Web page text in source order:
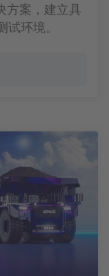
方案，建立具
环境。